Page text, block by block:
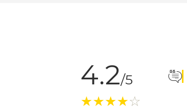
4.2/5
(*)
★ (*)
★ (*)
★ (*)
★☆